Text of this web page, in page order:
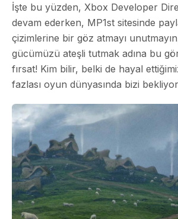
İşte bu yüzden, Xbox Developer
devam ederken, MP1st sitesinde
çizimlerine bir göz atmayı
gücümüzü ateşli tutmak adına bu
fırsat! Kim bilir, belki de hayal
fazlası oyun dünyasında bizi